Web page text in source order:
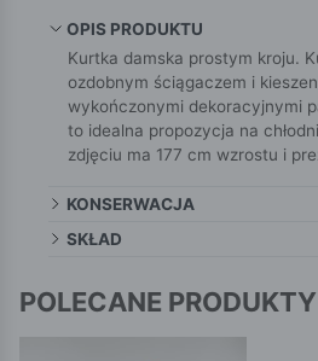
OPIS PRODUKTU
Kurtka damska prostym kroju.
ozdobnym ściągaczem i
wykończonymi dekoracyjnymi
to idealna propozycja na
zdjęciu ma 177 cm wzrostu i
KONSERWACJA
SKŁAD
POLECANE PRODUKTY